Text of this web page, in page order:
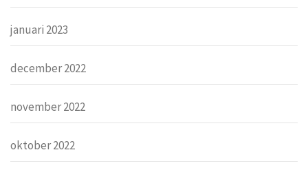
januari 2023
december 2022
november 2022
oktober 2022